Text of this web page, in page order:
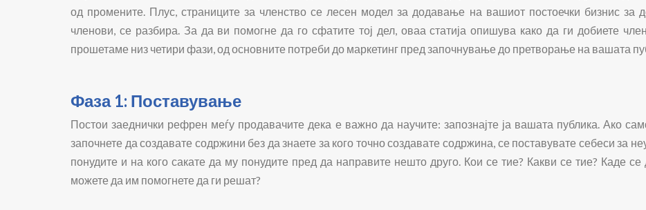
од промените. Плус, страниците за членство се лесен модел за додавање на вашиот постоечки бизнис за
членови, се разбира. За да ви помогне да го сфатите тој дел, оваа статија опишува како да ги добиете
прошетаме низ четири фази, од основните потреби до маркетинг пред започнување до претворање на вашата
Фаза 1: Поставување
Постои заеднички рефрен меѓу продавачите дека е важно да научите: запознајте ја вашата публика. Ако
започнете да создавате содржини без да знаете за кого точно создавате содржина, се поставувате себеси за
понудите и на кого сакате да му понудите пред да направите нешто друго. Кои се тие? Какви се тие? Каде
можете да им помогнете да ги решат?